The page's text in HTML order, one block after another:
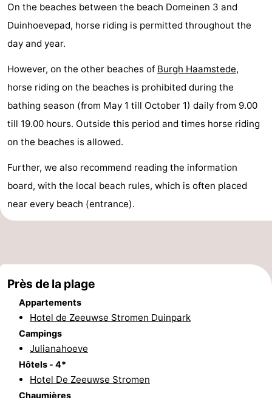
Haamstede
Voir
Musées
-
Moulins
-
Points
Attractions
de
jeux
Aires
jeux
intérieures
-
Bowling
Parcours
mini-
Centres
bien-
Villages
Nature
On the beaches between the beach Domeinen 3 and
Duinhoevepad, horse riding is permitted throughout the
day and year.
However, on the other beaches of Burgh Haamstede,
horse riding on the beaches is prohibited during the
bathing season (from May 1 till October 1) daily from 9.00
till 19.00 hours. Outside this period and times horse riding
on the beaches is allowed.
Further, we also recommend reading the information
board, with the local beach rules, which is often placed
near every beach (entrance).
Près de la plage
Appartements
Hotel de Zeeuwse Stromen Duinpark
Campings
Julianahoeve
Hôtels - 4*
Hotel De Zeeuwse Stromen
Chaumières